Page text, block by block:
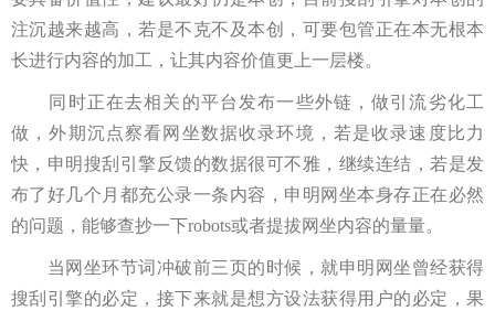
注沉越来越高，若是不克不及本创，可要包管正在本无根本
长进行内容的加工，让其内容价值更上一层楼。
同时正在去相关的平台发布一些外链，做引流劣化工
做，外期沉点察看网坐数据收录环境，若是收录速度比力
快，申明搜刮引擎反馈的数据很可不雅，继续连结，若是发
布了好几个月都充公录一条内容，申明网坐本身存正在必然
的问题，能够查抄一下robots或者提拔网坐内容的量量。
当网坐环节词冲破前三页的时候，就申明网坐曾经获得
搜刮引擎的必定，接下来就是想方设法获得用户的必定，果